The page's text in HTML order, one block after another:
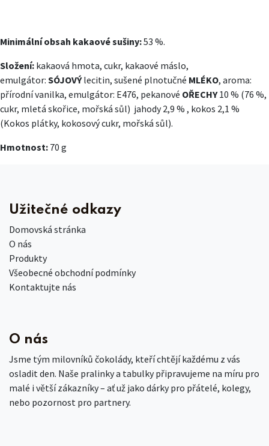
Minimální obsah kakaové sušiny:53 %.
Složení: kakaová hmota, cukr, kakaové máslo,
emulgátor: SÓJOVÝlecitin, sušené plnotučné MLÉKO, aroma:
přírodní vanilka, emulgátor: E476, pekanové OŘECHY10 % (76 %,
cukr, mletá skořice, mořská sůl) jahody 2,9 % , kokos 2,1 %
(Kokos plátky, kokosový cukr, mořská sůl).
Hmotnost: 70 g
Užitečné odkazy
Domovská stránka
O nás
Produkty
Všeobecné obchodní podmínky
Kontaktujte nás
O nás
Jsme tým milovníků čokolády, kteří chtějí každému z vás
osladit den. Naše pralinky a tabulky připravujeme na míru pro
malé i větší zákazníky – ať už jako dárky pro přátelé, kolegy,
nebo pozornost pro partnery.